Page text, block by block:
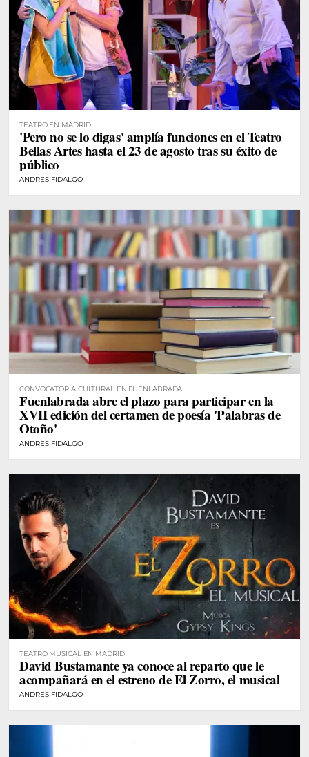
TEATRO EN MADRID
'Pero no se lo digas' amplía funciones en el Teatro
Bellas Artes hasta el 23 de agosto tras su éxito de
público
ANDRÉS FIDALGO
CONVOCATORIA CULTURAL EN FUENLABRADA
Fuenlabrada abre el plazo para participar en la
XVII edición del certamen de poesía 'Palabras de
Otoño'
ANDRÉS FIDALGO
TEATRO MUSICAL EN MADRID
David Bustamante ya conoce al reparto que le
acompañará en el estreno de El Zorro, el musical
ANDRÉS FIDALGO